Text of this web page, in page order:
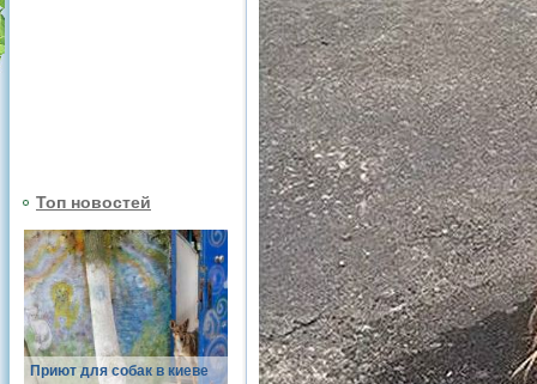
Топ новостей
Приют для собак в киеве